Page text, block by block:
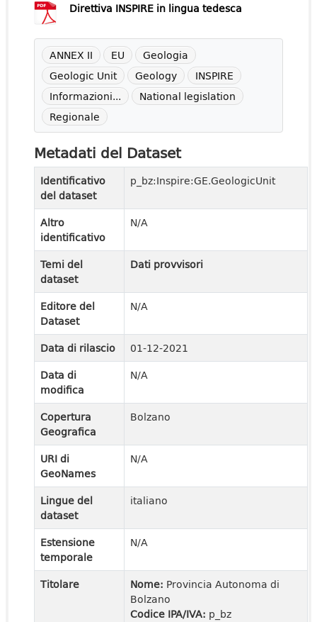
Direttiva INSPIRE in lingua tedesca
ANNEX II EU
Geologia
Geologic Unit
Geology
INSPIRE
Informazioni...
National legislation
Regionale
Metadati del Dataset
Identificativo
del dataset
p_bz:Inspire:GE.GeologicUnit
Altro
identificativo
N/A
Temi del
dataset
Dati provvisori
Editore del
Dataset
N/A
Data di rilascio
01-12-2021
Data di
modifica
N/A
Copertura
Geografica
Bolzano
URI di
GeoNames
N/A
Lingue del
dataset
italiano
Estensione
temporale
N/A
Titolare Nome: Provincia Autonoma di
Bolzano
Codice IPA/IVA: p_bz